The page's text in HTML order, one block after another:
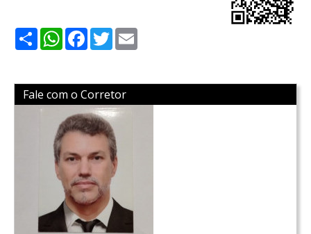
ShareWhatsApp
Facebook
Twitter
Fale com o Corretor